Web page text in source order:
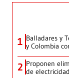
1 Balladares y
y Colombia
2 Proponen
de